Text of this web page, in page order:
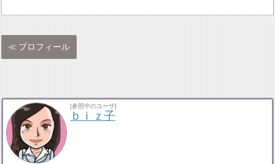
プロフィール
[参照中のユーザ]
ｂｉｚ子